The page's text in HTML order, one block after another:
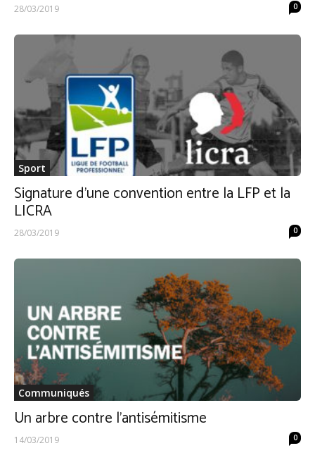
28/03/2019 0
Sport
Signature d’une convention entre la LFP et la
LICRA
28/03/2019 0
Communiqués
Un arbre contre l’antisémitisme
14/03/2019 0